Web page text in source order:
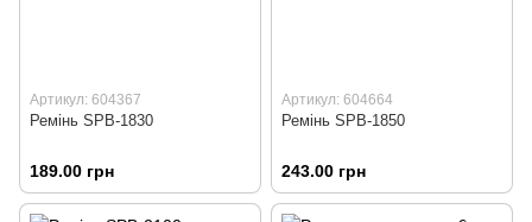
Артикул: 604367
Ремінь SPВ-1830
189.00 грн
Артикул: 604664
Ремінь SPВ-1850
243.00 грн